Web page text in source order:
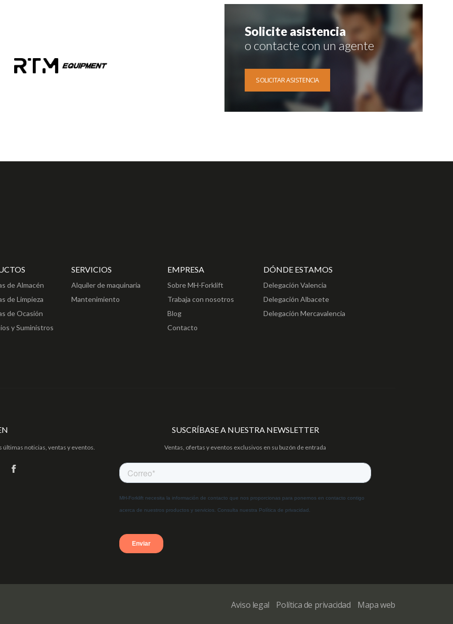
Solicite asistencia
o contacte con un agente
SOLICITAR ASISTENCIA
de Almacén
de Limpieza
de Ocasión
y Suministros
SERVICIOS
Alquiler de maquinaria
Mantenimiento
EMPRESA
Sobre MH-Forklift
Trabaja con nosotros
Blog
Contacto
DÓNDE ESTAMOS
Delegación Valencia
Delegación Albacete
Delegación Mercavalencia
noticias, ventas y eventos.
SUSCRÍBASE A NUESTRA NEWSLETTER
Ventas, ofertas y eventos exclusivos en su buzón de entrada
Aviso legal Política de privacidad Mapa web